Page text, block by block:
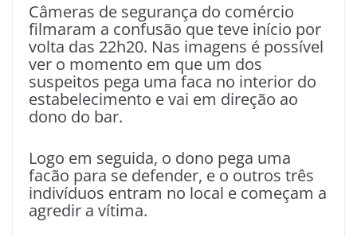
Câmeras de segurança do comércio
filmaram a confusão que teve início por
volta das 22h20. Nas imagens é possível
ver o momento em que um dos
suspeitos pega uma faca no interior do
estabelecimento e vai em direção ao
dono do bar.
Logo em seguida, o dono pega uma
facão para se defender, e o outros três
indivíduos entram no local e começam a
agredir a vítima.